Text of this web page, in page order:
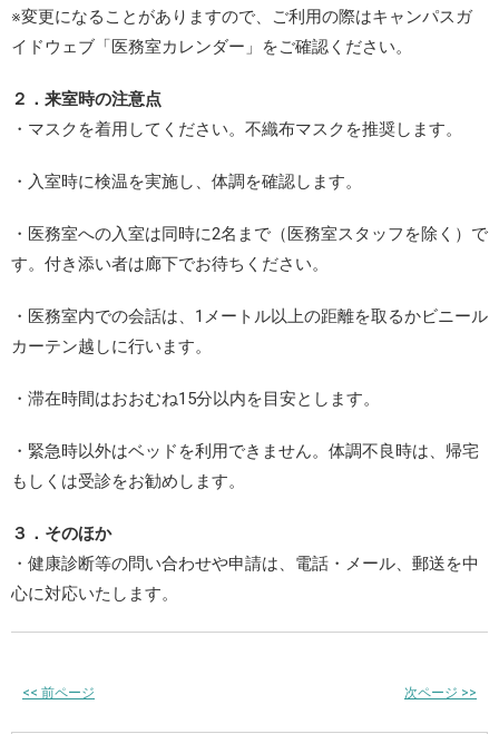
※変更になることがありますので、ご利用の際はキャンパスガ
イドウェブ「医務室カレンダー」をご確認ください。
２．来室時の注意点
・マスクを着用してください。不織布マスクを推奨します。
・入室時に検温を実施し、体調を確認します。
・医務室への入室は同時に2名まで（医務室スタッフを除く）で
す。付き添い者は廊下でお待ちください。
・医務室内での会話は、1メートル以上の距離を取るかビニール
カーテン越しに行います。
・滞在時間はおおむね15分以内を目安とします。
・緊急時以外はベッドを利用できません。体調不良時は、帰宅
もしくは受診をお勧めします。
３．そのほか
・健康診断等の問い合わせや申請は、電話・メール、郵送を中
心に対応いたします。
<< 前ページ 次ページ >>